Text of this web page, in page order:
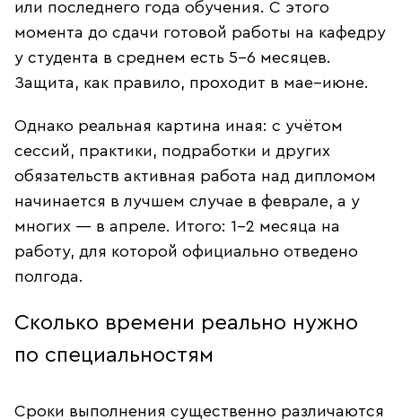
или последнего года обучения. С этого
момента до сдачи готовой работы на кафедру
у студента в среднем есть 5–6 месяцев.
Защита, как правило, проходит в мае–июне.
Однако реальная картина иная: с учётом
сессий, практики, подработки и других
обязательств активная работа над дипломом
начинается в лучшем случае в феврале, а у
многих — в апреле. Итого: 1–2 месяца на
работу, для которой официально отведено
полгода.
Сколько времени реально нужно
по специальностям
Сроки выполнения существенно различаются